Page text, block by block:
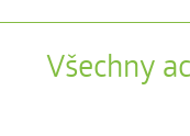
Všechny